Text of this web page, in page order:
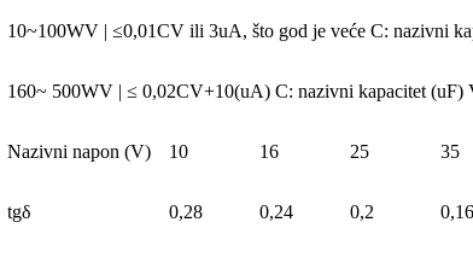
10~100WV | ≤0,01CV ili 3uA, što god je veće C: nazivni
160~ 500WV | ≤ 0,02CV+10(uA) C: nazivni kapacitet (uF)
Nazivni napon (V) 10 16 25 35
tgδ 0,28 0,24 0,2 0,16